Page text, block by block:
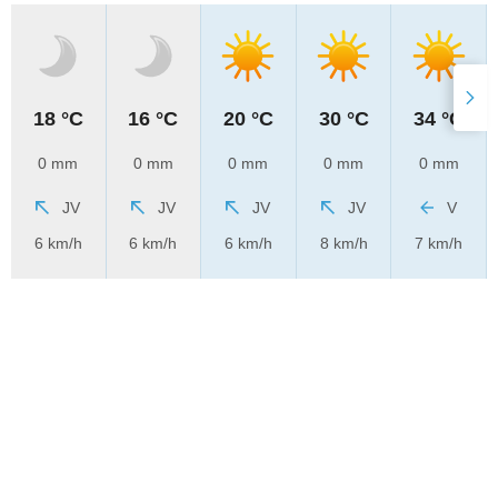
18 °C
0 mm
JV
6 km/h
16 °C
0 mm
JV
6 km/h
20 °C
0 mm
JV
6 km/h
30 °C
0 mm
JV
8 km/h
34 °C
0 mm
V
7 km/h